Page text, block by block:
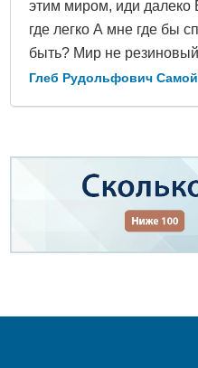
этим миром, иди далеко
где легко А мне где бы
быть? Мир не
Глеб Рудольфович